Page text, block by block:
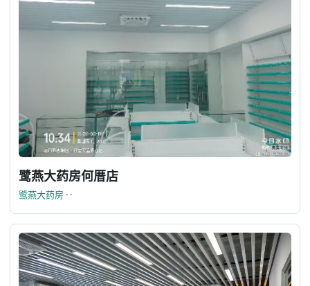
鹭燕大药房何厝店
鹭燕大药房 · ·